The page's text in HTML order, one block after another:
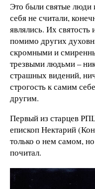
Это были святые
себя не считали,
являлись. Их святость
помимо других
скромными и
трезвыми людьми –
страшных видений,
строгость к самим
другим.
Первый из старцев
епископ Нектарий
только о нем самом,
почитал.